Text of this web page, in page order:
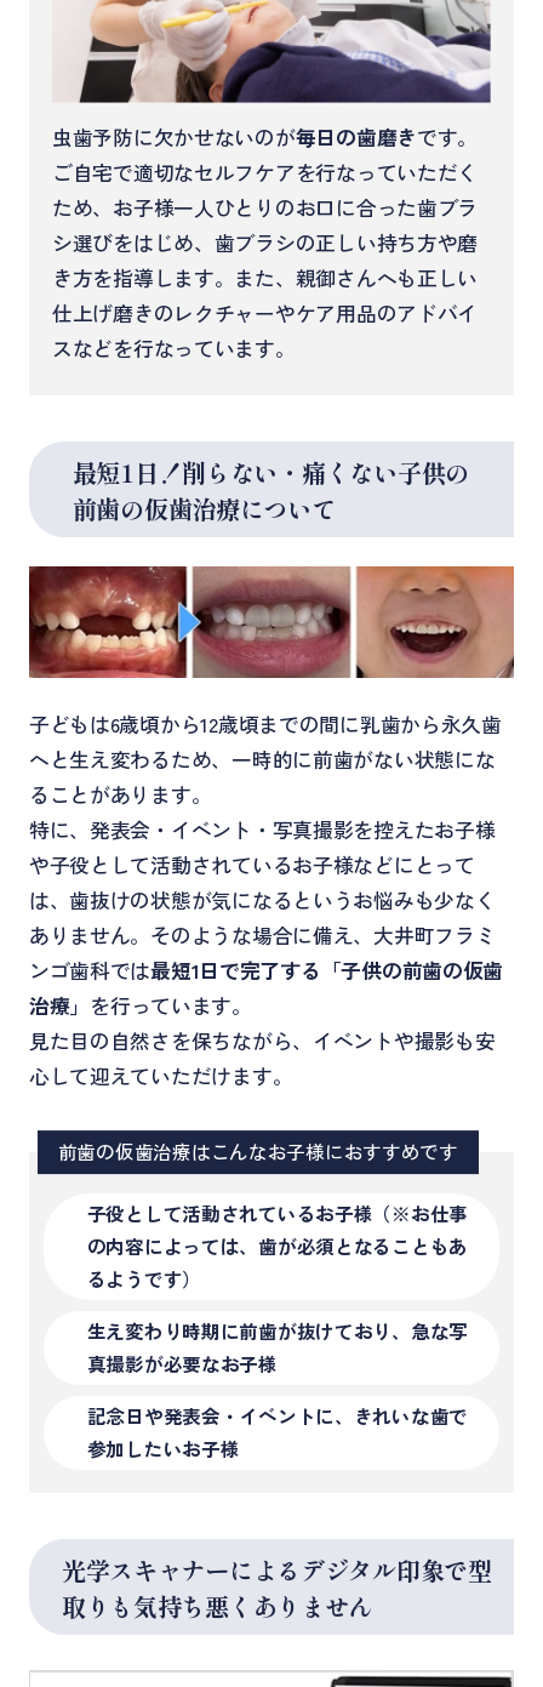
虫歯予防に欠かせないのが毎日の歯磨きです。
ご自宅で適切なセルフケアを行なっていただく
ため、お子様一人ひとりのお口に合った歯ブラ
シ選びをはじめ、歯ブラシの正しい持ち方や磨
き方を指導します。また、親御さんへも正しい
仕上げ磨きのレクチャーやケア用品のアドバイ
スなどを行なっています。
最短1日！削らない・痛くない子供の
前歯の仮歯治療について
子どもは6歳頃から12歳頃までの間に乳歯から永久歯
へと生え変わるため、一時的に前歯がない状態にな
ることがあります。
特に、発表会・イベント・写真撮影を控えたお子様
や子役として活動されているお子様などにとって
は、歯抜けの状態が気になるというお悩みも少なく
ありません。そのような場合に備え、大井町フラミ
ンゴ歯科では最短1日で完了する「子供の前歯の仮歯
治療」 を行っています。
見た目の自然さを保ちながら、イベントや撮影も安
心して迎えていただけます。
前歯の仮歯治療はこんなお子様におすすめです
子役として活動されているお子様（※お仕事
の内容によっては、歯が必須となることもあ
るようです）
生え変わり時期に前歯が抜けており、急な写
真撮影が必要なお子様
記念日や発表会・イベントに、きれいな歯で
参加したいお子様
光学スキャナーによるデジタル印象で型
取りも気持ち悪くありません